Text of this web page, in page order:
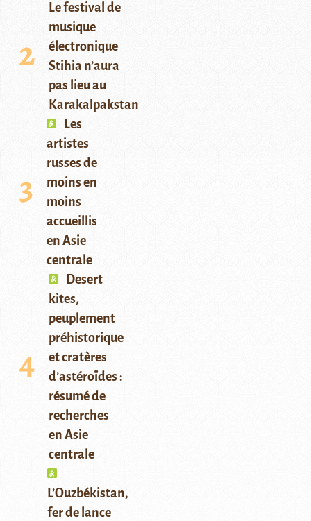
Le festival de
musique
électronique
Stihia n’aura
pas lieu au
Karakalpakstan
Les
artistes
russes de
moins en
moins
accueillis
en Asie
centrale
Desert
kites,
peuplement
préhistorique
et cratères
d’astéroïdes :
résumé de
recherches
en Asie
centrale
L’Ouzbékistan,
fer de lance